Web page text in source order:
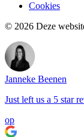
Cookies
© 2026 Deze
MK MK
Just left us a 5 star
op